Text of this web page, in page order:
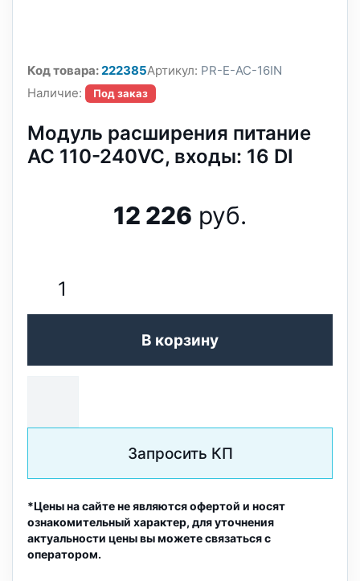
Код товара:222385Артикул: PR-E-AC-16IN
Наличие:
Под заказ
Модуль расширения питание
AC 110-240VC, входы: 16 DI
12 226 руб.
В корзину
Запросить КП
*Цены на сайте не являются офертой и носят
ознакомительный характер, для уточнения
актуальности цены вы можете связаться с
оператором.